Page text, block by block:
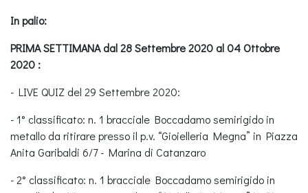
In palio:
PRIMA SETTIMANA dal 28 Settembre 2020 al 04 Ottobre
2020 :
- LIVE QUIZ del 29 Settembre 2020:
- 1° classificato: n. 1 bracciale Boccadamo semirigido in
metallo da ritirare presso il p.v. “Gioielleria Megna” in Piazza
Anita Garibaldi 6/7 - Marina di Catanzaro
- 2° classificato: n. 1 bracciale Boccadamo semirigido in